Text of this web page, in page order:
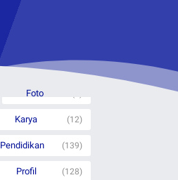
Foto
Karya (12)
Pendidikan (139)
Profil (128)